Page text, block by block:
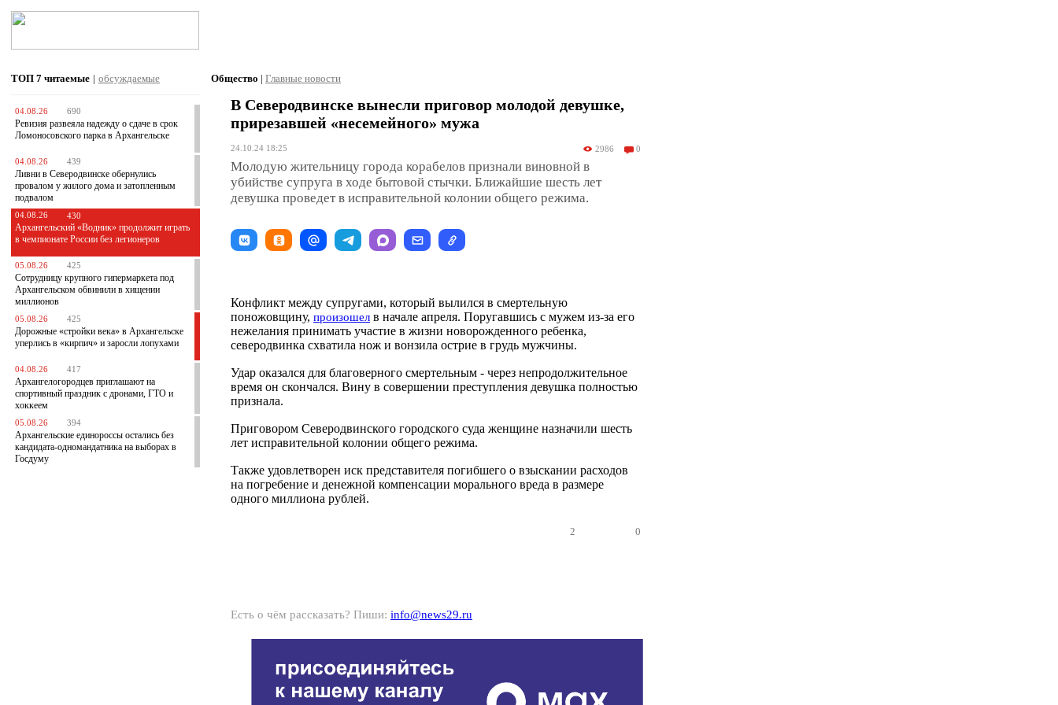
ТОП 7 читаемые | обсуждаемые
04.08.26 690
Ревизия развеяла надежду о сдаче в срок
Ломоносовского парка в Архангельске
04.08.26 439
Ливни в Северодвинске обернулись
провалом у жилого дома и затопленным
подвалом
04.08.26 430
Архангельский «Водник» продолжит играть
в чемпионате России без легионеров
05.08.26 425
Сотрудницу крупного гипермаркета под
Архангельском обвинили в хищении
миллионов
05.08.26 425
Дорожные «стройки века» в Архангельске
уперлись в «кирпич» и заросли лопухами
04.08.26 417
Архангелогородцев приглашают на
спортивный праздник с дронами, ГТО и
хоккеем
05.08.26 394
Архангельские единороссы остались без
кандидата-одномандатника на выборах в
Госдуму
Общество | Главные новости
В Северодвинске вынесли приговор молодой девушке,
прирезавшей «несемейного» мужа
24.10.24 18:25 2986 0
Молодую жительницу города корабелов признали виновной в
убийстве супруга в ходе бытовой стычки. Ближайшие шесть лет
девушка проведет в исправительной колонии общего режима.
Конфликт между супругами, который вылился в смертельную
поножовщину, произошел в начале апреля. Поругавшись с мужем из-за его
нежелания принимать участие в жизни новорожденного ребенка,
северодвинка схватила нож и вонзила острие в грудь мужчины.
Удар оказался для благоверного смертельным - через непродолжительное
время он скончался. Вину в совершении преступления девушка полностью
признала.
Приговором Северодвинского городского суда женщине назначили шесть
лет исправительной колонии общего режима.
Также удовлетворен иск представителя погибшего о взыскании расходов
на погребение и денежной компенсации морального вреда в размере
одного миллиона рублей.
2 0
Есть о чём рассказать? Пиши: info@news29.ru